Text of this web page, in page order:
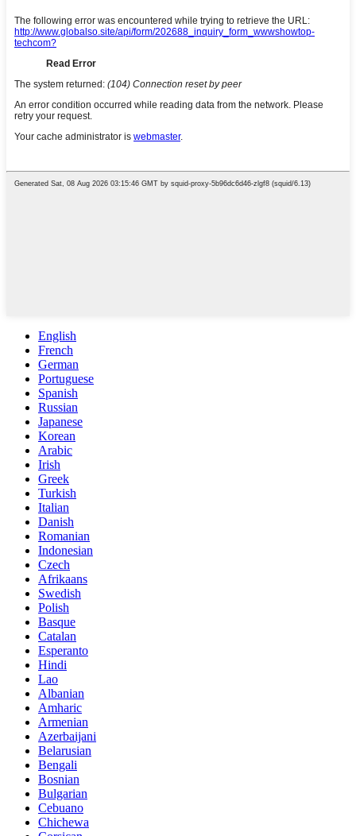
English
French
German
Portuguese
Spanish
Russian
Japanese
Korean
Arabic
Irish
Greek
Turkish
Italian
Danish
Romanian
Indonesian
Czech
Afrikaans
Swedish
Polish
Basque
Catalan
Esperanto
Hindi
Lao
Albanian
Amharic
Armenian
Azerbaijani
Belarusian
Bengali
Bosnian
Bulgarian
Cebuano
Chichewa